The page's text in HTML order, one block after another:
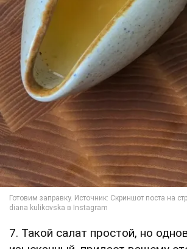
7. Такой салат простой, но